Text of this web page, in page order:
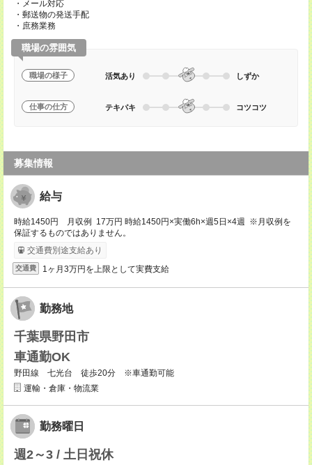
・メール対応
・郵送物の発送手配
・庶務業務
職場の雰囲気
職場の様子 活気あり しずか
仕事の仕方 テキパキ コツコツ
募集情報
給与
時給1450円 月収例 17万円 時給1450円×実働6h×週5日×4週 ※月収例を
保証するものではありません。
交通費別途支給あり
交通費 1ヶ月3万円を上限として実費支給
勤務地
千葉県野田市
車通勤OK
野田線 七光台 徒歩20分 ※車通勤可能
運輸・倉庫・物流業
勤務曜日
週2～3 / 土日祝休